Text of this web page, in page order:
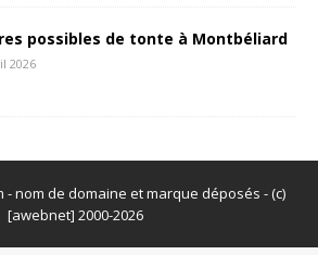
possibles de tonte à Montbéliard
2026
- nom de domaine et marque déposés - (c)
[awebnet] 2000-2026